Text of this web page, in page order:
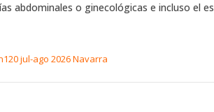
abdominales o ginecológicas e incluso el
jul-ago 2026 Navarra